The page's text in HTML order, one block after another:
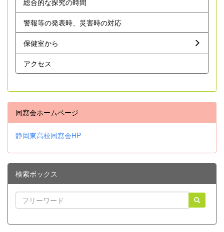
警報等の発表時、災害時の対応
保健室から
アクセス
同窓会ホームページ
静岡東高校同窓会HP
検索ボックス